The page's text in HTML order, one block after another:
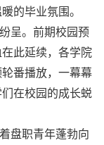
的毕业氛围。
呈。前期校园预
此延续，各学院
番播放，一幕幕
在校园的成长蜕
盘职青年蓬勃向